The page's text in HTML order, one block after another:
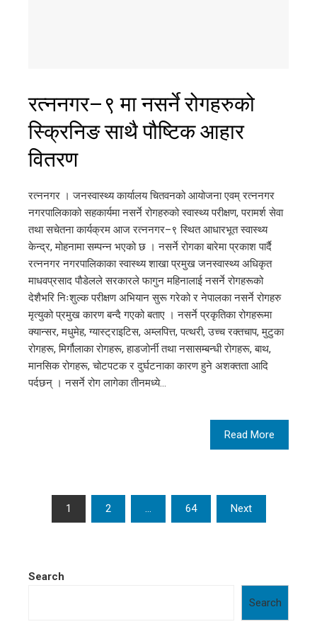
रत्ननगर–९ मा नसर्ने रोगहरुको
स्क्रिनिङ साथै पौष्टिक आहार
वितरण
रत्ननगर । जनस्वास्थ्य कार्यालय चितवनको आयोजना एवम् रत्ननगर
नगरपालिकाको सहकार्यमा नसर्ने रोगहरुको स्वास्थ्य परीक्षण, परामर्श सेवा
तथा सचेतना कार्यक्रम आज रत्ननगर–९ स्थित आधारभूत स्वास्थ्य
केन्द्र, मोहनामा सम्पन्न भएको छ । नसर्ने रोगका बारेमा प्रकाश पार्दै
रत्ननगर नगरपालिकाका स्वास्थ्य शाखा प्रमुख जनस्वास्थ्य अधिकृत
माधवप्रसाद पौडेलले सरकारले फागुन महिनालाई नसर्ने रोगहरूको
देशैभरि निःशुल्क परीक्षण अभियान सुरू गरेको र नेपालका नसर्ने रोगहरु
मृत्युको प्रमुख कारण बन्दै गएको बताए । नसर्ने प्रकृतिका रोगहरूमा
क्यान्सर, मधुमेह, ग्यास्ट्राइटिस, अम्लपित्त, पत्थरी, उच्च रक्तचाप, मुटुका
रोगहरू, मिर्गौलाका रोगहरू, हाडजोर्नी तथा नसासम्बन्धी रोगहरू, बाथ,
मानसिक रोगहरू, चोटपटक र दुर्घटनाका कारण हुने अशक्तता आदि
पर्दछन् । नसर्ने रोग लागेका तीनमध्ये…
Read More
Posts
1 2 … 64 Next
Search
Search